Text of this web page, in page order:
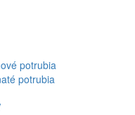
potrubia
potrubia